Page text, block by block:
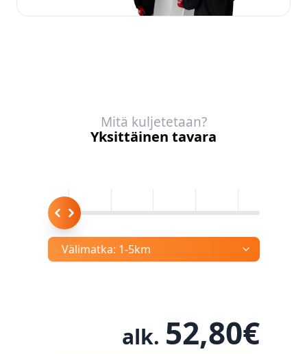
Mitä kuljetetaan?
Yksittäinen tavara
Välimatka: 1-5km
alk. 52,80€